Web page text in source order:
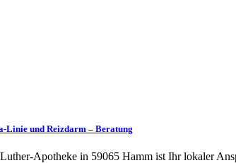
und Reizdarm – Beratung
Apotheke in 59065 Hamm ist Ihr lokaler